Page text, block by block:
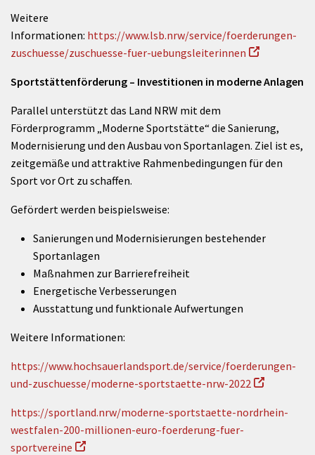
Weitere
Informationen: https://www.lsb.nrw/service/foerderungen-
zuschuesse/zuschuesse-fuer-uebungsleiterinnen
Sportstättenförderung – Investitionen in moderne Anlagen
Parallel unterstützt das Land NRW mit dem
Förderprogramm „Moderne Sportstätte“ die Sanierung,
Modernisierung und den Ausbau von Sportanlagen. Ziel ist es,
zeitgemäße und attraktive Rahmenbedingungen für den
Sport vor Ort zu schaffen.
Gefördert werden beispielsweise:
Sanierungen und Modernisierungen bestehender
Sportanlagen
Maßnahmen zur Barrierefreiheit
Energetische Verbesserungen
Ausstattung und funktionale Aufwertungen
Weitere Informationen:
https://www.hochsauerlandsport.de/service/foerderungen-
und-zuschuesse/moderne-sportstaette-nrw-2022
https://sportland.nrw/moderne-sportstaette-nordrhein-
westfalen-200-millionen-euro-foerderung-fuer-
sportvereine